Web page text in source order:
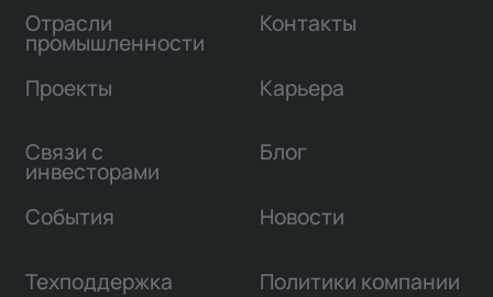
Отрасли
промышленности
Проекты
Связи с
инвесторами
Контакты
Карьера
Блог
События Новости
Техподдержка Политики компании